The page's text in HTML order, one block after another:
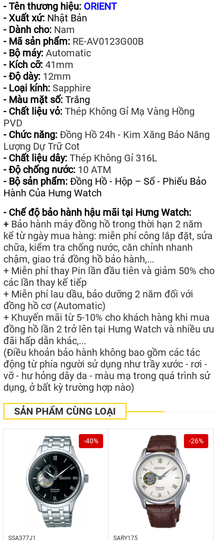
- Tên thương hiệu: ORIENT
- Xuất xứ: Nhật Bản
- Dành cho:Nam
- Mã sản phẩm:RE-AV0123G00B
- Bộ máy:Automatic
- Kích cỡ:41mm
- Độ dày:12mm
- Loại kính:Sapphire
- Màu mặt số: Trắng
- Chất liệu vỏ:Thép Không Gỉ Mạ Vàng Hồng
PVD
- Chức năng:Đồng Hồ 24h - Kim Xăng Báo Năng
Lượng Dự Trữ Cot
- Chất liệu dây:Thép Không Gỉ 316L
- Độ chống nước:10 ATM
- Bộ sản phẩm: Đồng Hồ - Hộp – Sổ - Phiếu Bảo
Hành Của Hưng Watch
- Chế độ bảo hành hậu mãi tại Hưng Watch:
+ Bảo hành máy đồng hồ trong thời hạn 2 năm
kể từ ngày mua hàng: miễn phí công lắp đặt, sửa
chữa, kiểm tra chống nước, căn chỉnh nhanh
chậm, giao trả đồng hồ bảo hành,...
+ Miễn phí thay Pin lần đầu tiên và giảm 50% cho
các lần thay kế tiếp
+ Miễn phí lau dầu, bảo dưỡng 2 năm đối với
đồng hồ cơ (Automatic)
+ Khuyến mãi từ 5-10% cho khách hàng khi mua
đồng hồ lần 2 trở lên tại Hưng Watch và nhiều ưu
đãi hấp dẫn khác,...
(Điều khoản bảo hành không bao gồm các tác
động từ phía người sử dụng như trầy xước - rơi -
vỡ - hư hỏng dây da - màu mạ trong quá trình sử
dụng, ở bất kỳ trường hợp nào)
SẢN PHẨM CÙNG LOẠI
-40%
SSA377J1
-26%
SARY175